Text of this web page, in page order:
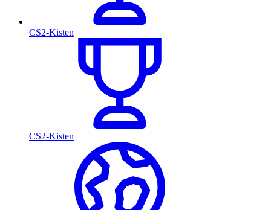
CS2-Kisten
CS2-Kisten